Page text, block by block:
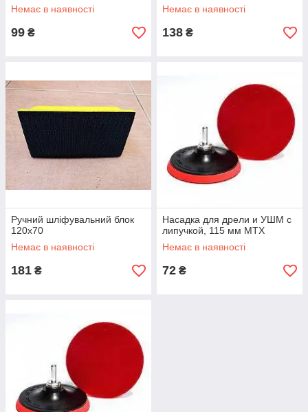
Немає в наявності
99 ₴
Немає в наявності
138 ₴
Ручний шліфувальний блок
120x70
Немає в наявності
181 ₴
Насадка для дрели и УШМ с
липучкой, 115 мм MTX
Немає в наявності
72 ₴